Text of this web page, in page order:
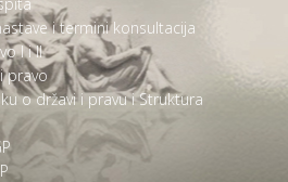
i termini konsultacija
I i II
pravo
o državi i pravu i Struktura